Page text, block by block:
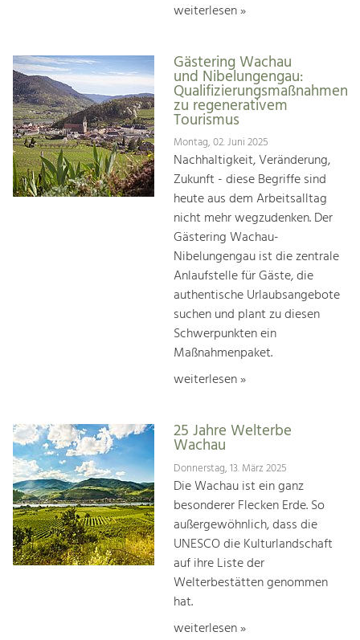
weiterlesen »
Gästering Wachau
und Nibelungengau:
Qualifizierungsmaßnahmen
zu regenerativem
Tourismus
Montag, 02. Juni 2025
Nachhaltigkeit, Veränderung,
Zukunft - diese Begriffe sind
heute aus dem Arbeitsalltag
nicht mehr wegzudenken. Der
Gästering Wachau-
Nibelungengau ist die zentrale
Anlaufstelle für Gäste, die
authentische Urlaubsangebote
suchen und plant zu diesen
Schwerpunkten ein
Maßnahmenpaket.
weiterlesen »
25 Jahre Welterbe
Wachau
Donnerstag, 13. März 2025
Die Wachau ist ein ganz
besonderer Flecken Erde. So
außergewöhnlich, dass die
UNESCO die Kulturlandschaft
auf ihre Liste der
Welterbestätten genommen
hat.
weiterlesen »